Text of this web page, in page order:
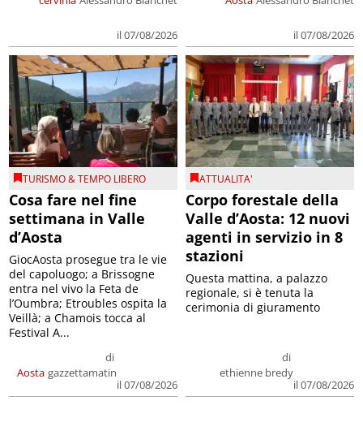
il 07/08/2026 il 07/08/2026
TURISMO & TEMPO LIBERO
Cosa fare nel fine
settimana in Valle
d’Aosta
Aosta
di
gazzettamatin
il 07/08/2026
GiocAosta prosegue tra le vie
del capoluogo; a Brissogne
entra nel vivo la Feta de
l’Oumbra; Etroubles ospita la
Veillà; a Chamois tocca al
Festival A...
ATTUALITA'
Corpo forestale della
Valle d’Aosta: 12 nuovi
agenti in servizio in 8
stazioni
di
ethienne bredy
il 07/08/2026
Questa mattina, a palazzo
regionale, si è tenuta la
cerimonia di giuramento